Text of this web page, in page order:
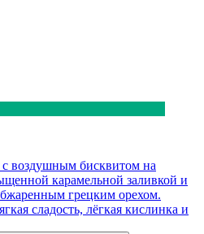
воздушным бисквитом на
карамельной заливкой и
грецким орехом.
сладость, лёгкая кислинка и